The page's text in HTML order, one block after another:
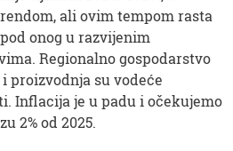
ali ovim tempom rasta
onog u razvijenim
Regionalno gospodarstvo
proizvodnja su vodeće
Inflacija je u padu i očekujemo
2% od 2025.